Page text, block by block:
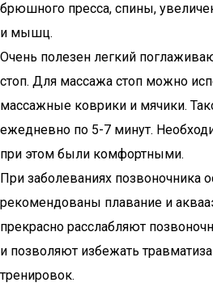
брюшного пресса, спины,
и мышц.
Очень полезен легкий
стоп. Для массажа стоп можно
массажные коврики и мячики.
ежедневно по 5-7 минут.
при этом были комфортными.
При заболеваниях позвоночника
рекомендованы плавание и
прекрасно расслабляют
и позволяют избежать
тренировок.